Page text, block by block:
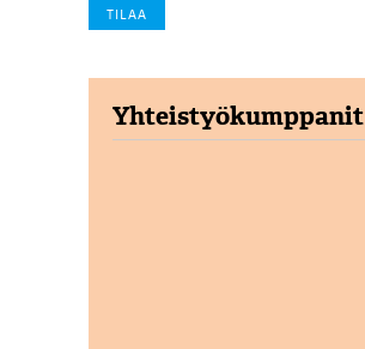
Yhteistyökumppanit